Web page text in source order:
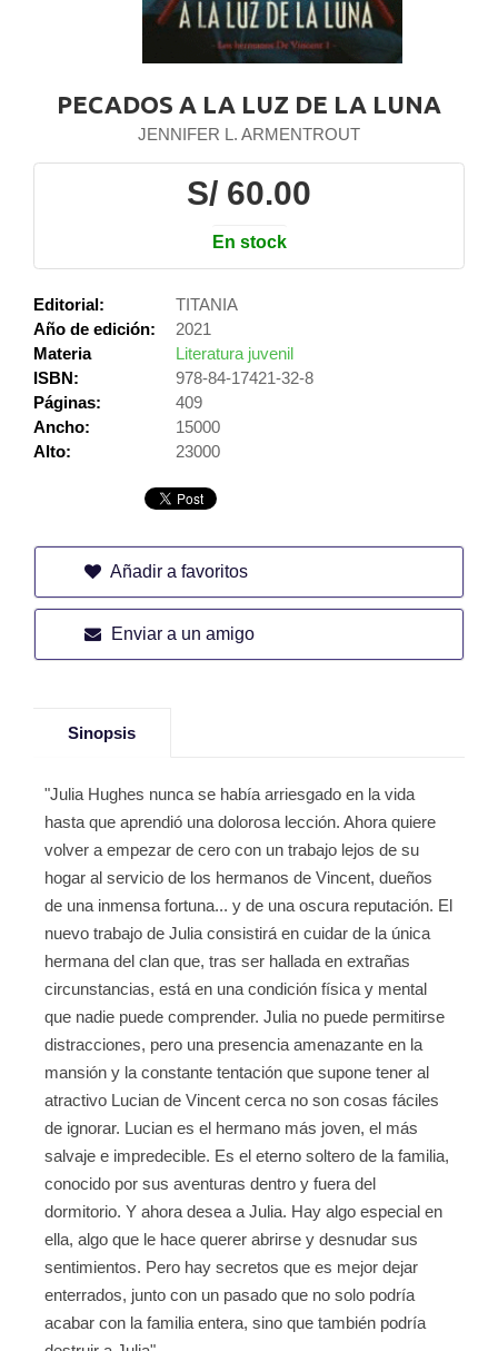
PECADOS A LA LUZ DE LA LUNA
JENNIFER L. ARMENTROUT
S/ 60.00
En stock
Editorial:
TITANIA
Año de edición:
2021
Materia
Literatura juvenil
ISBN:
978-84-17421-32-8
Páginas:
409
Ancho:
15000
Alto:
23000
Añadir a favoritos
Enviar a un amigo
Sinopsis
"Julia Hughes nunca se había arriesgado en la vida
hasta que aprendió una dolorosa lección. Ahora quiere
volver a empezar de cero con un trabajo lejos de su
hogar al servicio de los hermanos de Vincent, dueños
de una inmensa fortuna... y de una oscura reputación. El
nuevo trabajo de Julia consistirá en cuidar de la única
hermana del clan que, tras ser hallada en extrañas
circunstancias, está en una condición física y mental
que nadie puede comprender. Julia no puede permitirse
distracciones, pero una presencia amenazante en la
mansión y la constante tentación que supone tener al
atractivo Lucian de Vincent cerca no son cosas fáciles
de ignorar. Lucian es el hermano más joven, el más
salvaje e impredecible. Es el eterno soltero de la familia,
conocido por sus aventuras dentro y fuera del
dormitorio. Y ahora desea a Julia. Hay algo especial en
ella, algo que le hace querer abrirse y desnudar sus
sentimientos. Pero hay secretos que es mejor dejar
enterrados, junto con un pasado que no solo podría
acabar con la familia entera, sino que también podría